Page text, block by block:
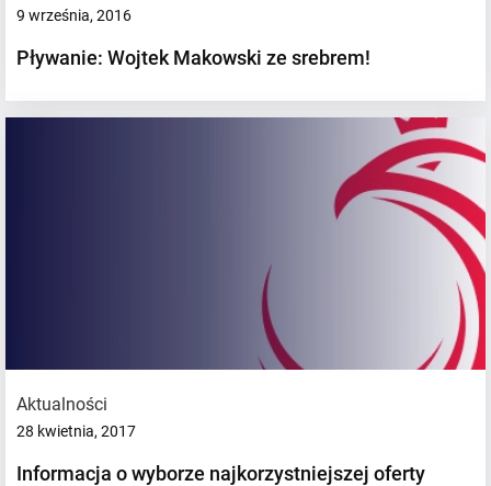
9 września, 2016
Pływanie: Wojtek Makowski ze srebrem!
Aktualności
28 kwietnia, 2017
Informacja o wyborze najkorzystniejszej oferty